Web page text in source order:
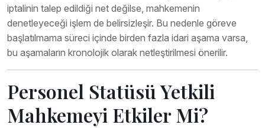
iptalinin talep edildiği net değilse, mahkemenin
denetleyeceği işlem de belirsizleşir. Bu nedenle göreve
başlatılmama süreci içinde birden fazla idari aşama varsa,
bu aşamaların kronolojik olarak netleştirilmesi önerilir.
Personel Statüsü Yetkili
Mahkemeyi Etkiler Mi?